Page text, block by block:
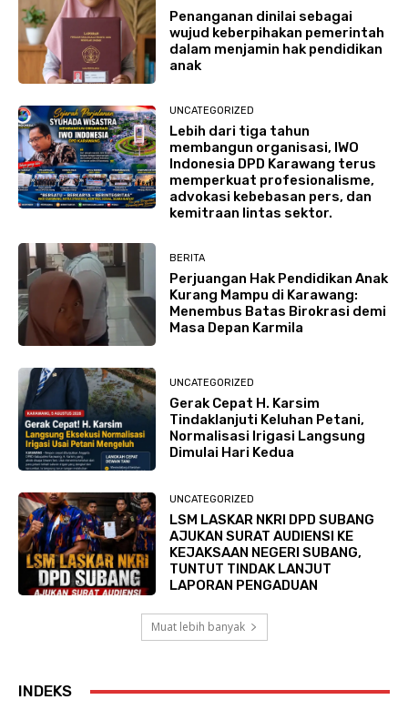
Penanganan dinilai sebagai
wujud keberpihakan pemerintah
dalam menjamin hak pendidikan
anak
UNCATEGORIZED
Lebih dari tiga tahun
membangun organisasi, IWO
Indonesia DPD Karawang terus
memperkuat profesionalisme,
advokasi kebebasan pers, dan
kemitraan lintas sektor.
BERITA
Perjuangan Hak Pendidikan Anak
Kurang Mampu di Karawang:
Menembus Batas Birokrasi demi
Masa Depan Karmila
UNCATEGORIZED
Gerak Cepat H. Karsim
Tindaklanjuti Keluhan Petani,
Normalisasi Irigasi Langsung
Dimulai Hari Kedua
UNCATEGORIZED
LSM LASKAR NKRI DPD SUBANG
AJUKAN SURAT AUDIENSI KE
KEJAKSAAN NEGERI SUBANG,
TUNTUT TINDAK LANJUT
LAPORAN PENGADUAN
Muat lebih banyak
INDEKS